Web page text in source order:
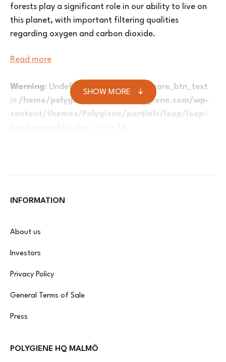
forests play a significant role in our ability to live on
this planet, with important filtering qualities
regarding oxygen and carbon dioxide.
Read more
Warning: Undefined variable $load_more_btn_text
in /home/polygien/domains/polygiene.com/wp-
content/themes/Polygiene/partials/loop/loop-
SHOW MORE
INFORMATION
About us
Investors
Privacy Policy
General Terms of Sale
Press
POLYGIENE HQ MALMÖ